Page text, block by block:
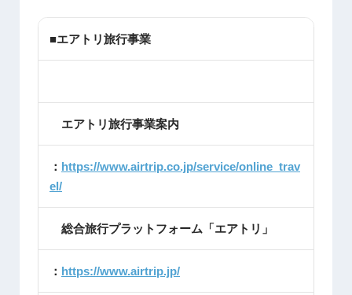
■エアトリ旅行事業
エアトリ旅行事業案内
： https://www.airtrip.co.jp/service/online_trav
el/
総合旅行プラットフォーム「エアトリ」
： https://www.airtrip.jp/